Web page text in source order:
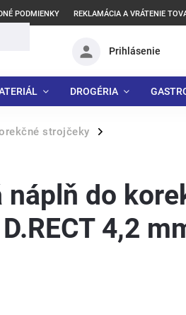
PODMIENKY REKLAMÁCIA A VRÁTENIE
Prihlásenie
DROGÉRIA
strojčeky
/
náplň do
4,2